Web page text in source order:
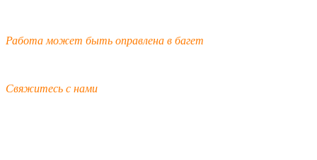
Работа может быть оправлена в багет
Свяжитесь с нами